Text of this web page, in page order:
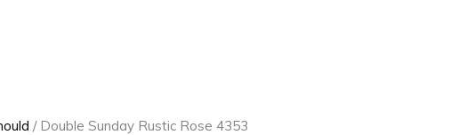
/ Double Sunday Rustic Rose 4353